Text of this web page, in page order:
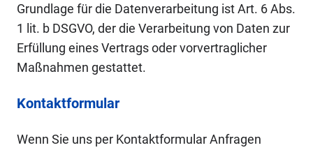
Grundlage für die Datenverarbeitung ist Art. 6 Abs.
1 lit. b DSGVO, der die Verarbeitung von Daten zur
Erfüllung eines Vertrags oder vorvertraglicher
Maßnahmen gestattet.
Kontaktformular
Wenn Sie uns per Kontaktformular Anfragen